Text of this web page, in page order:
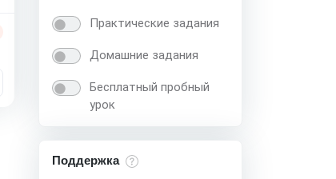
Практические задания
Домашние задания
Бесплатный пробный
урок
Поддержка